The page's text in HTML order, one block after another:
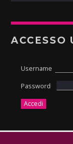
ACCESSO
Username
Password